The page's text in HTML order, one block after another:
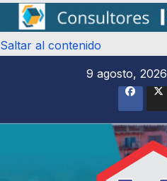
Saltar al contenido
9 agosto, 2026